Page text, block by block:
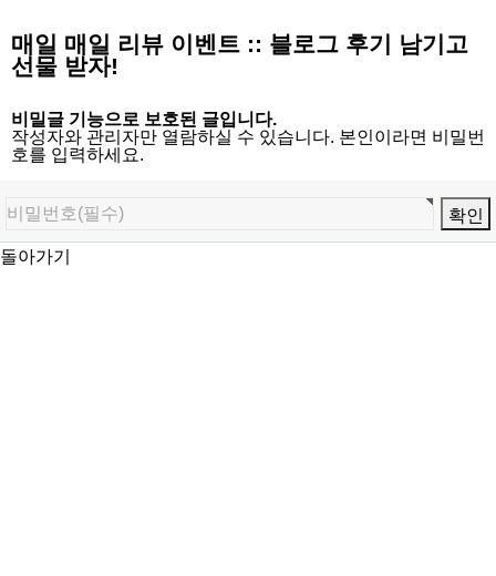
매일 매일 리뷰 이벤트 :: 블로그 후기 남기고
선물 받자!
비밀글 기능으로 보호된 글입니다.
작성자와 관리자만 열람하실 수 있습니다. 본인이라면 비밀번
호를 입력하세요.
돌아가기